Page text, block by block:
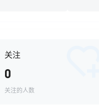
关注
0
关注的人数